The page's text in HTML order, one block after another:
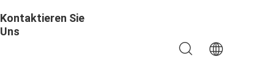
Kontaktieren Sie
Uns